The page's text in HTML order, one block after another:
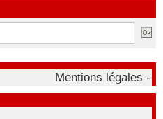
Mentions légales -